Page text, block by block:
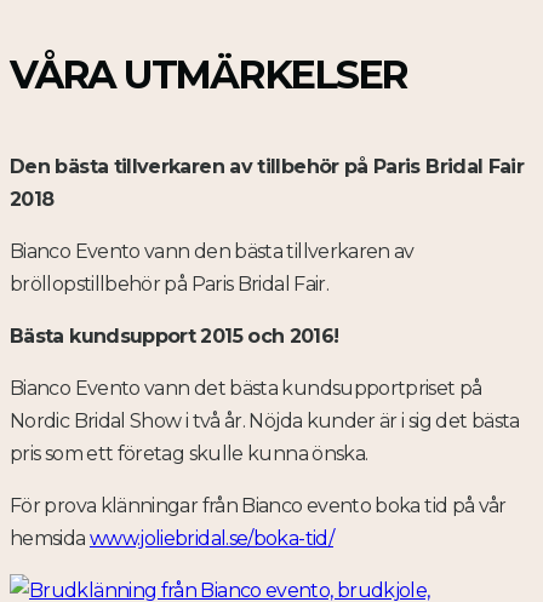
VÅRA UTMÄRKELSER
Den bästa tillverkaren av tillbehör på Paris Bridal Fair
2018
Bianco Evento vann den bästa tillverkaren av
bröllopstillbehör på Paris Bridal Fair.
Bästa kundsupport 2015 och 2016!
Bianco Evento vann det bästa kundsupportpriset på
Nordic Bridal Show i två år. Nöjda kunder är i sig det bästa
pris som ett företag skulle kunna önska.
För prova klänningar från Bianco evento boka tid på vår
hemsida www.joliebridal.se/boka-tid/